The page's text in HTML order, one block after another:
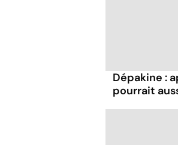
Dépakine :
pourrait